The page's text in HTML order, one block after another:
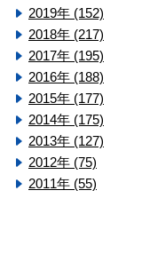
2019年 (152)
2018年 (217)
2017年 (195)
2016年 (188)
2015年 (177)
2014年 (175)
2013年 (127)
2012年 (75)
2011年 (55)